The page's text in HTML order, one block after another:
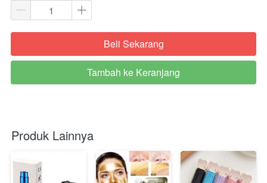
`Beli Sekarang
`
Tambah ke Keranjang
Produk Lainnya